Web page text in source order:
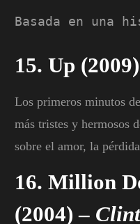
Basada en una
15. Up
Los primeros minutos
más tristes y hermosos
sobre el amor, la
16. Million
(2004) –